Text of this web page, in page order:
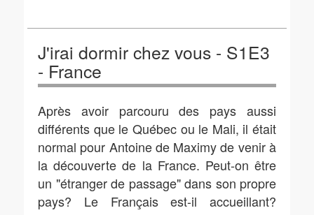
J'irai dormir chez vous - S1E3
- France
Après avoir parcouru des pays aussi
différents que le Québec ou le Mali, il était
normal pour Antoine de Maximy de venir à
la découverte de la France. Peut-on être
un "étranger de passage" dans son propre
pays? Le Français est-il accueillant?